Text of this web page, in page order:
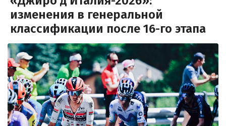
изменения в генеральной
классификации после 16-го этапа